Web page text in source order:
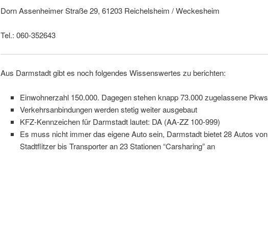
Dorn Assenheimer Straße 29, 61203 Reichelsheim / Weckesheim
Tel.: 060-352643
Aus Darmstadt gibt es noch folgendes Wissenswertes zu berichten:
Einwohnerzahl 150.000. Dagegen stehen knapp 73.000 zugelassene Pkws
Verkehrsanbindungen werden stetig weiter ausgebaut
KFZ-Kennzeichen für Darmstadt lautet: DA (AA-ZZ 100-999)
Es muss nicht immer das eigene Auto sein, Darmstadt bietet 28 Autos von
Stadtflitzer bis Transporter an 23 Stationen “Carsharing” an